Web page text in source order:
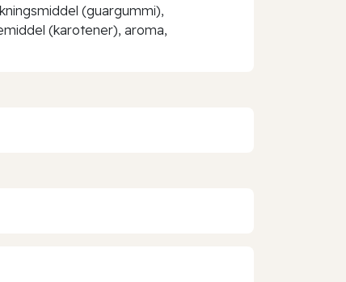
(guargummi),
(karotener), aroma,